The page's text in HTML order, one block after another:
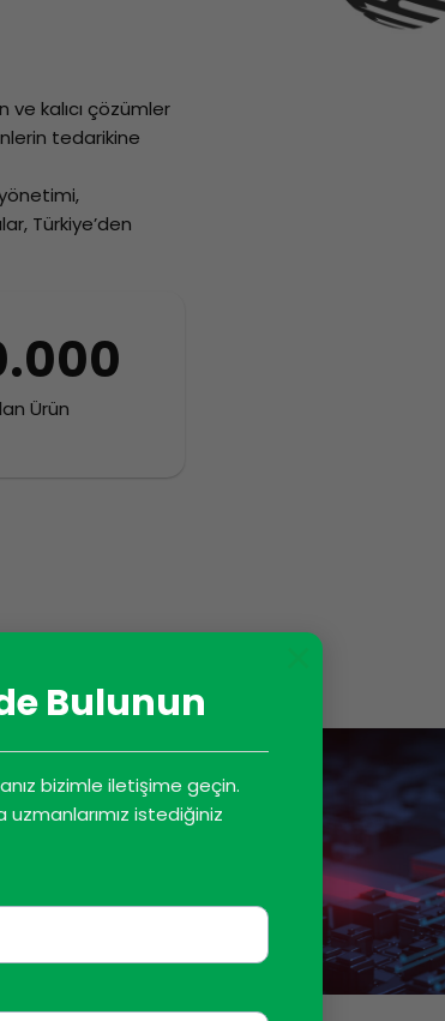
Bulunun
bizimle iletişime geçin.
uzmanlarımız istediğiniz
ve kalıcı çözümler
tedarikine
Türkiye’den
Ürün